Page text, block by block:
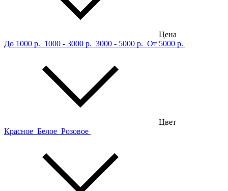
Цена
До 1000 р. 1000 - 3000 р. 3000 - 5000 р. От 5000 р.
Цвет
Красное Белое Розовое